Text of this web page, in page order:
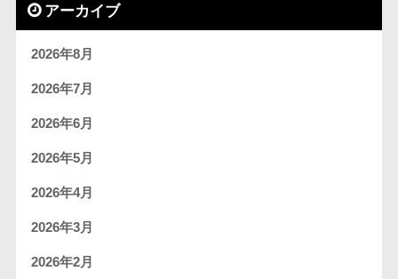
アーカイブ
2026年8月
2026年7月
2026年6月
2026年5月
2026年4月
2026年3月
2026年2月